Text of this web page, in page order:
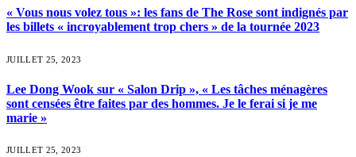
« Vous nous volez tous »: les fans de The Rose sont indignés par
les billets « incroyablement trop chers » de la tournée 2023
JUILLET 25, 2023
Lee Dong Wook sur « Salon Drip », « Les tâches ménagères
sont censées être faites par des hommes. Je le ferai si je me
marie »
JUILLET 25, 2023